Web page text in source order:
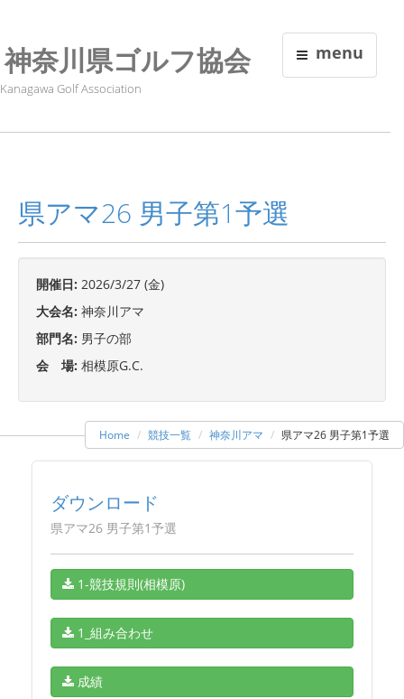
menu
神奈川県ゴルフ協会
Kanagawa Golf Association
県アマ26 男子第1予選
開催日: 2026/3/27 (金)
大会名: 神奈川アマ
部門名: 男子の部
会 場: 相模原G.C.
Home 競技一覧 神奈川アマ 県アマ26 男子第1予選
ダウンロード
県アマ26 男子第1予選
1-競技規則(相模原)
1_組み合わせ
成績